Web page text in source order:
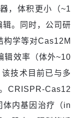
，体积更小（~1
。同时，公司研
构学等对Cas12M
辑效率（体外~10
技术目前已与多
CRISPR-Cas12
体内基因治疗（in